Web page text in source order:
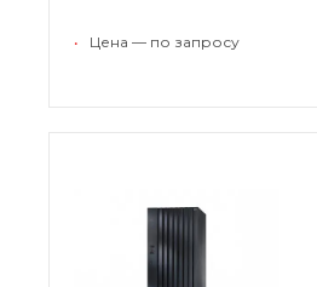
отказоустойчивости.
• Цена — по запросу